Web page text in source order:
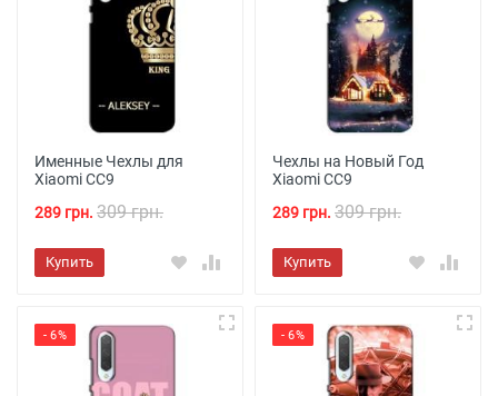
Именные Чехлы для
Xiaomi CC9
289 грн. 309 грн.
Купить
Чехлы на Новый Год
Xiaomi CC9
289 грн. 309 грн.
Купить
- 6% - 6%